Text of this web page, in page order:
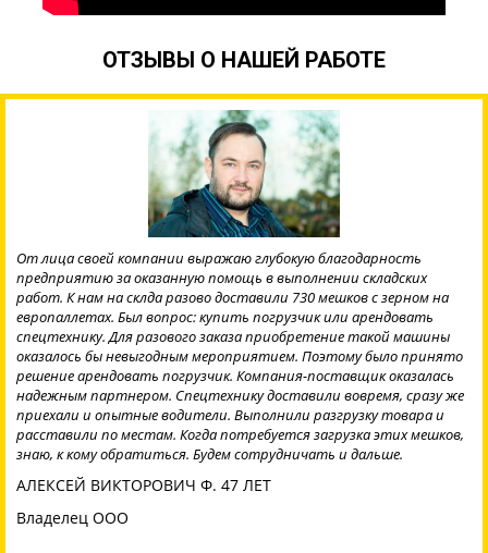
ОТЗЫВЫ О НАШЕЙ РАБОТЕ
От лица своей компании выражаю глубокую благодарность
предприятию за оказанную помощь в выполнении складских
работ. К нам на склда разово доставили 730 мешков с зерном на
европаллетах. Был вопрос: купить погрузчик или арендовать
спецтехнику. Для разового заказа приобретение такой машины
оказалось бы невыгодным мероприятием. Поэтому было принято
решение арендовать погрузчик. Компания-поставщик оказалась
надежным партнером. Спецтехнику доставили вовремя, сразу же
приехали и опытные водители. Выполнили разгрузку товара и
расставили по местам. Когда потребуется загрузка этих мешков,
знаю, к кому обратиться. Будем сотрудничать и дальше.
АЛЕКСЕЙ ВИКТОРОВИЧ Ф. 47 ЛЕТ
Владелец ООО